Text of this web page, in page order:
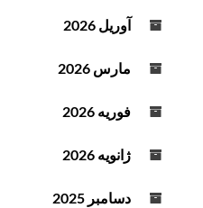
آوریل 2026
مارس 2026
فوریه 2026
ژانویه 2026
دسامبر 2025